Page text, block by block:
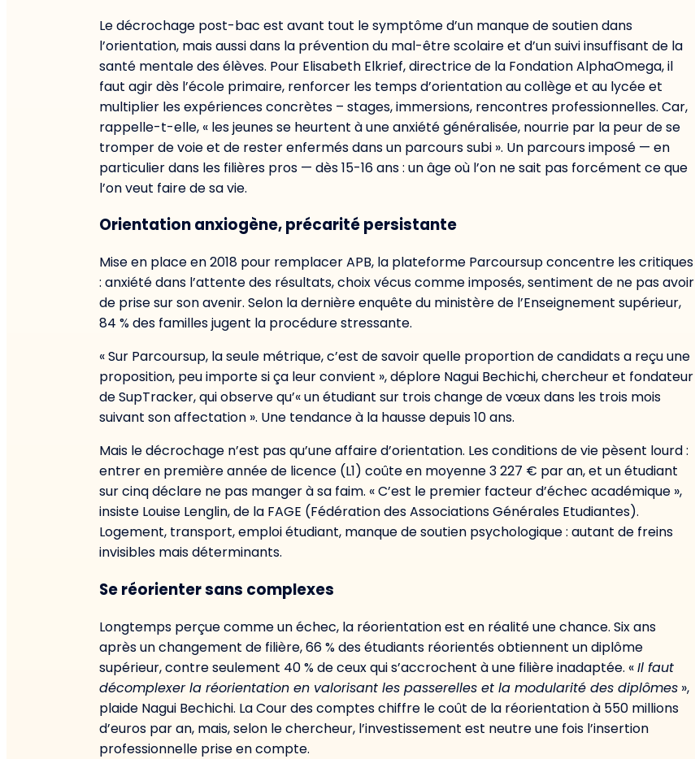
Le décrochage post-bac est avant tout le symptôme d’un manque de soutien dans
l’orientation, mais aussi dans la prévention du mal-être scolaire et d’un suivi insuffisant de la
santé mentale des élèves. Pour Elisabeth Elkrief, directrice de la Fondation AlphaOmega, il
faut agir dès l’école primaire, renforcer les temps d’orientation au collège et au lycée et
multiplier les expériences concrètes – stages, immersions, rencontres professionnelles. Car,
rappelle-t-elle, « les jeunes se heurtent à une anxiété généralisée, nourrie par la peur de se
tromper de voie et de rester enfermés dans un parcours subi ». Un parcours imposé — en
particulier dans les filières pros — dès 15-16 ans : un âge où l’on ne sait pas forcément ce que
l’on veut faire de sa vie.
Orientation anxiogène, précarité persistante
Mise en place en 2018 pour remplacer APB, la plateforme Parcoursup concentre les critiques
: anxiété dans l’attente des résultats, choix vécus comme imposés, sentiment de ne pas avoir
de prise sur son avenir. Selon la dernière enquête du ministère de l’Enseignement supérieur,
84 % des familles jugent la procédure stressante.
« Sur Parcoursup, la seule métrique, c’est de savoir quelle proportion de candidats a reçu une
proposition, peu importe si ça leur convient », déplore Nagui Bechichi, chercheur et fondateur
de SupTracker, qui observe qu’« un étudiant sur trois change de vœux dans les trois mois
suivant son affectation ». Une tendance à la hausse depuis 10 ans.
Mais le décrochage n’est pas qu’une affaire d’orientation. Les conditions de vie pèsent lourd :
entrer en première année de licence (L1) coûte en moyenne 3 227 € par an, et un étudiant
sur cinq déclare ne pas manger à sa faim. « C’est le premier facteur d’échec académique »,
insiste Louise Lenglin, de la FAGE (Fédération des Associations Générales Etudiantes).
Logement, transport, emploi étudiant, manque de soutien psychologique : autant de freins
invisibles mais déterminants.
Se réorienter sans complexes
Longtemps perçue comme un échec, la réorientation est en réalité une chance. Six ans
après un changement de filière, 66 % des étudiants réorientés obtiennent un diplôme
supérieur, contre seulement 40 % de ceux qui s’accrochent à une filière inadaptée. «Il faut
décomplexer la réorientation en valorisant les passerelles et la modularité des diplômes »,
plaide Nagui Bechichi. La Cour des comptes chiffre le coût de la réorientation à 550 millions
d’euros par an, mais, selon le chercheur, l’investissement est neutre une fois l’insertion
professionnelle prise en compte.